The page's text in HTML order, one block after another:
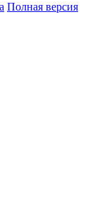
Полная версия